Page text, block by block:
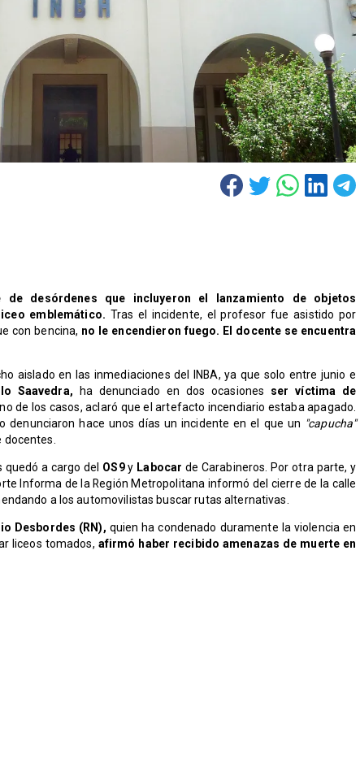
de desórdenes que incluyeron el lanzamiento de objetos
emblemático. Tras el incidente, el profesor fue asistido por
con bencina, no le encendieron fuego. El docente se encuentra
aislado en las inmediaciones del INBA, ya que solo entre junio e
Saavedra, ha denunciado en dos ocasiones ser víctima de
de los casos, aclaró que el artefacto incendiario estaba apagado.
denunciaron hace unos días un incidente en el que un "capucha"
docentes.
a cargo del OS9y Labocar de Carabineros. Por otra parte, y
Informa de la Región Metropolitana informó del cierre de la calle
a los automovilistas buscar rutas alternativas.
Desbordes (RN), quien ha condenado duramente la violencia en
liceos tomados, afirmó haber recibido amenazas de muerte en